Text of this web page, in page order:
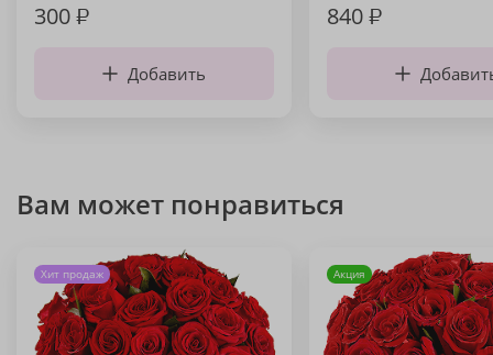
300₽
Добавить
840₽
Вам может понравиться
Хит продаж Акция